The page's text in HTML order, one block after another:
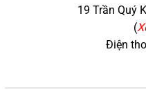
19 Trần Quý
(
Điện